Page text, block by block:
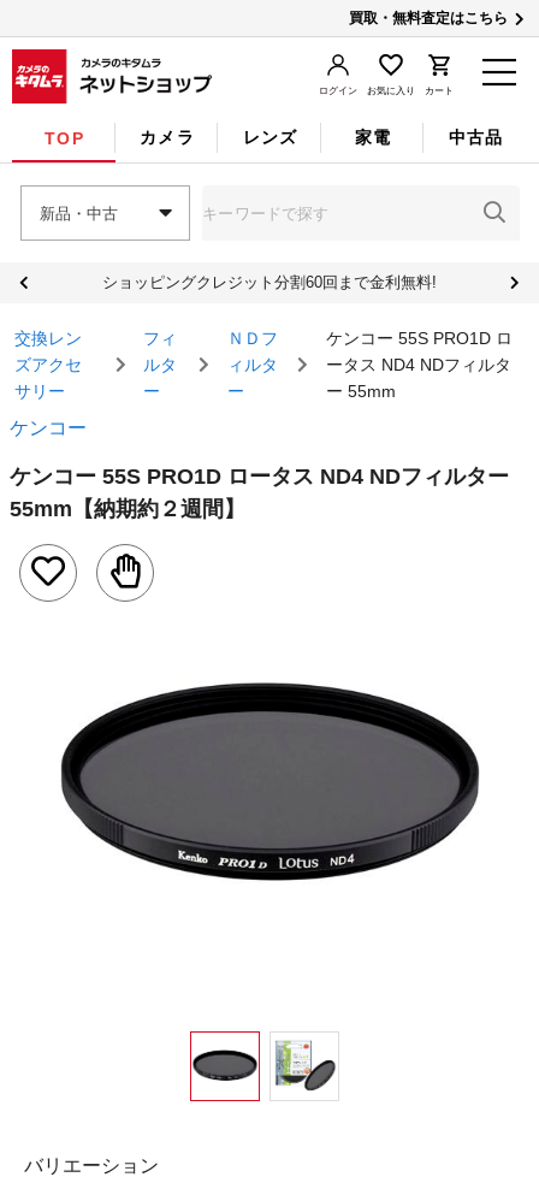
買取・無料査定はこちら
ログイン お気に入り カート
TOP カメラ レンズ 家電 中古品
新品・中古
ショッピングクレジット分割60回まで金利無料!
交換レン
ズアクセ
サリー
フィ
ルタ
ー
ＮＤフ
ィルタ
ー
ケンコー 55S PRO1D ロ
ータス ND4 NDフィルタ
ー 55mm
ケンコー
ケンコー 55S PRO1D ロータス ND4 NDフィルター
55mm 【納期約２週間】
バリエーション